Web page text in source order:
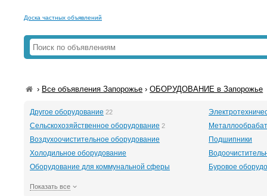
Доска частных объявлений
› Все объявления Запорожье ›ОБОРУДОВАНИЕ в Запорожье
Другое оборудование 22
Сельскохозяйственное оборудование 2
Воздухоочистительное оборудование
Подшипники
Холодильное оборудование
Оборудование для коммунальной сферы
Буровое
Показать все